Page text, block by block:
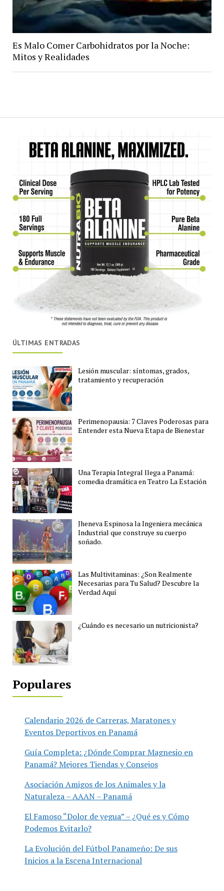
Es Malo Comer Carbohidratos por la Noche:
Mitos y Realidades
ÚLTIMAS ENTRADAS
Lesión muscular: síntomas, grados,
tratamiento y recuperación
Perimenopausia: 7 Claves Poderosas para
Entender esta Nueva Etapa de Bienestar
Una Terapia Integral llega a Panamá:
comedia dramática en Teatro La Estación
Jheneva Espinosa la Ingeniera mecánica
Industrial que construye su cuerpo
soñado.
Las Multivitaminas: ¿Son Realmente
Necesarias para Tu Salud? Descubre la
Verdad Aquí
¿Cuándo es necesario un nutricionista?
Populares
Calendario 2026 de Carreras, Maratones y
Eventos Deportivos en Panamá
Guía Completa: ¿Dónde Comprar Magnesio en
Panamá? Mejores Tiendas y Consejos
Asociación Amigos de los Animales y la
Naturaleza – AAAN – Panamá
El Famoso “Dolor de yegua” – ¿Qué es y Cómo
Podemos Evitarlo?
La Evolución del Fútbol Panameño: De sus
Inicios a la Escena Internacional